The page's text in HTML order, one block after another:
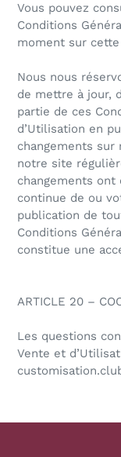
Vous pouvez
Conditions
moment sur cette
Nous nous
de mettre à jour,
partie de ces
d’Utilisation en
changements
notre site
changements
continue de ou
publication de
Conditions
constitue une
ARTICLE 20 –
Les questions
Vente et